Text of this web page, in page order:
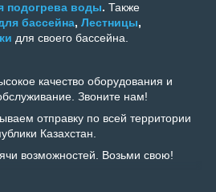
подогрева воды. Также
бассейна, Лестницы,
для своего бассейна.
качество оборудования и
Звоните нам!
отправку по всей территории
Казахстан.
возможностей. Возьми свою!